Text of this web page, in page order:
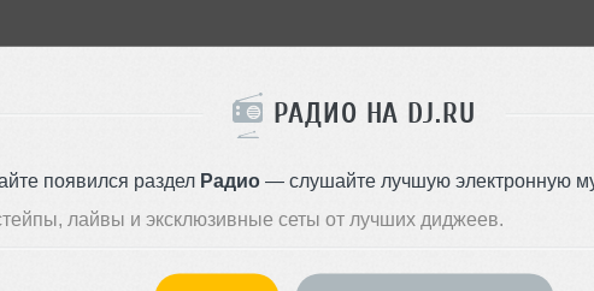
РАДИО НА DJ.RU
появился раздел Радио— слушайте лучшую электронную
лайвы и эксклюзивные сеты от лучших диджеев.
ТАКОЙ СТРАНИЦЫ